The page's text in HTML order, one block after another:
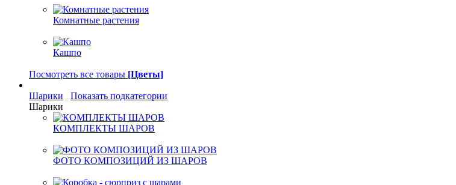
Комнатные растения
Кашпо
Посмотреть все товары [Цветы]
Шарики
Показать подкатегории
Шарики
КОМПЛЕКТЫ ШАРОВ
ФОТО КОМПОЗИЦИЙ ИЗ ШАРОВ